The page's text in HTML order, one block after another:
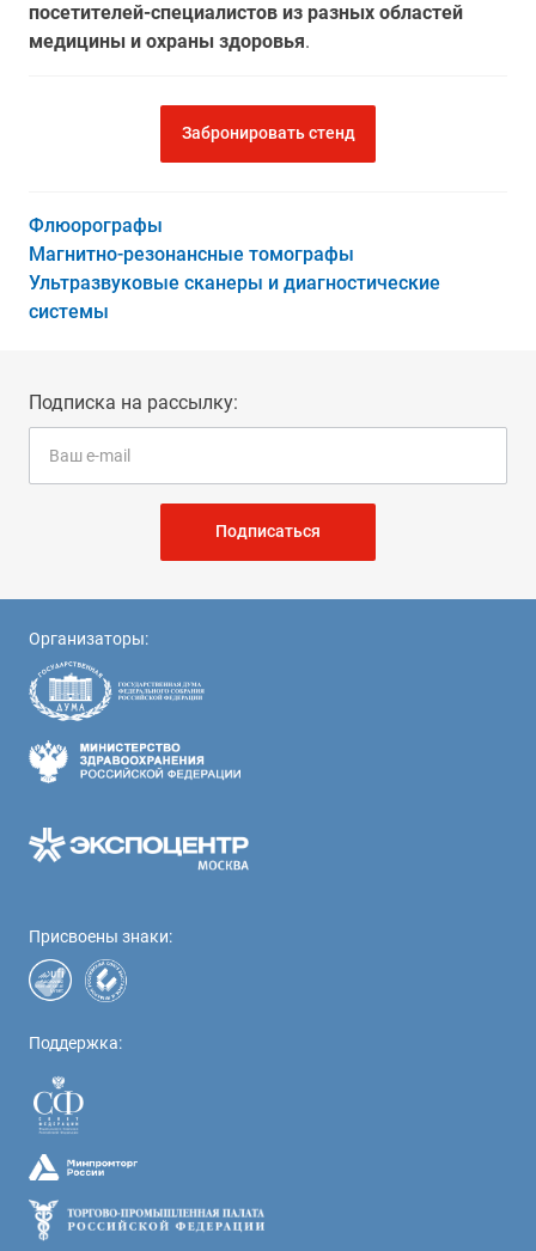
посетителей-специалистов из разных областей
медицины и охраны здоровья.
Забронировать стенд
Флюорографы
Магнитно-резонансные томографы
Ультразвуковые сканеры и диагностические
системы
Подписка на рассылку:
Подписаться
Организаторы:
Присвоены знаки:
Поддержка: